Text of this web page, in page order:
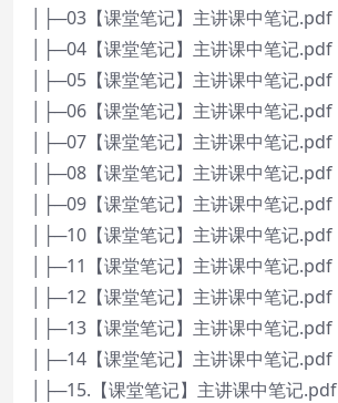
│├─03【课堂笔记】主讲课中笔记.pdf
│├─04【课堂笔记】主讲课中笔记.pdf
│├─05【课堂笔记】主讲课中笔记.pdf
│├─06【课堂笔记】主讲课中笔记.pdf
│├─07【课堂笔记】主讲课中笔记.pdf
│├─08【课堂笔记】主讲课中笔记.pdf
│├─09【课堂笔记】主讲课中笔记.pdf
│├─10【课堂笔记】主讲课中笔记.pdf
│├─11【课堂笔记】主讲课中笔记.pdf
│├─12【课堂笔记】主讲课中笔记.pdf
│├─13【课堂笔记】主讲课中笔记.pdf
│├─14【课堂笔记】主讲课中笔记.pdf
│├─15.【课堂笔记】主讲课中笔记.pdf